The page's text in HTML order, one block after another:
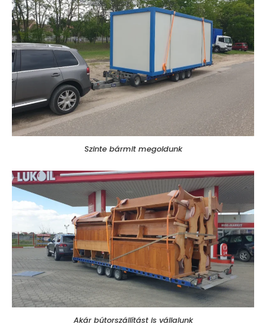
Szinte bármit megoldunk
Akár bútorszállítást is vállalunk